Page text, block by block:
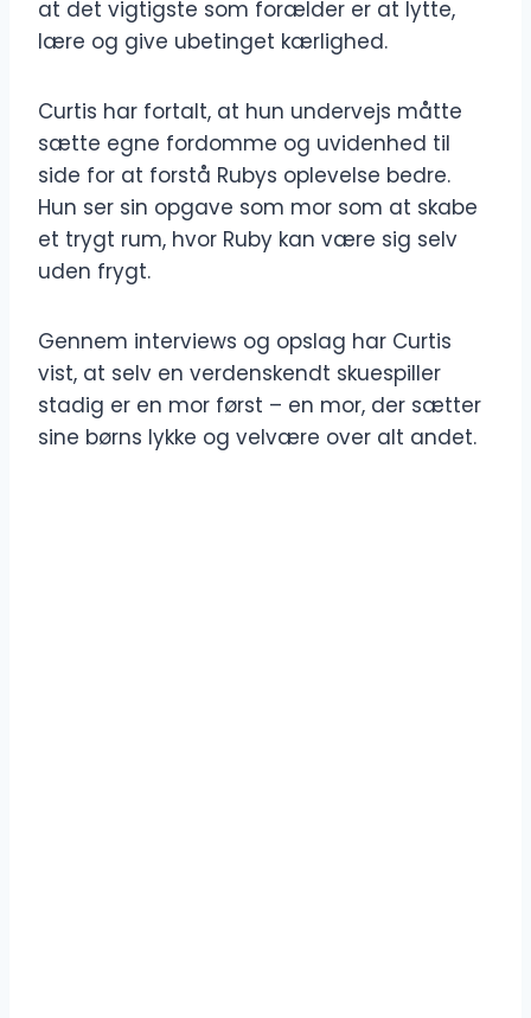
at det vigtigste som forælder er at lytte,
lære og give ubetinget kærlighed.
Curtis har fortalt, at hun undervejs måtte
sætte egne fordomme og uvidenhed til
side for at forstå Rubys oplevelse bedre.
Hun ser sin opgave som mor som at skabe
et trygt rum, hvor Ruby kan være sig selv
uden frygt.
Gennem interviews og opslag har Curtis
vist, at selv en verdenskendt skuespiller
stadig er en mor først – en mor, der sætter
sine børns lykke og velvære over alt andet.